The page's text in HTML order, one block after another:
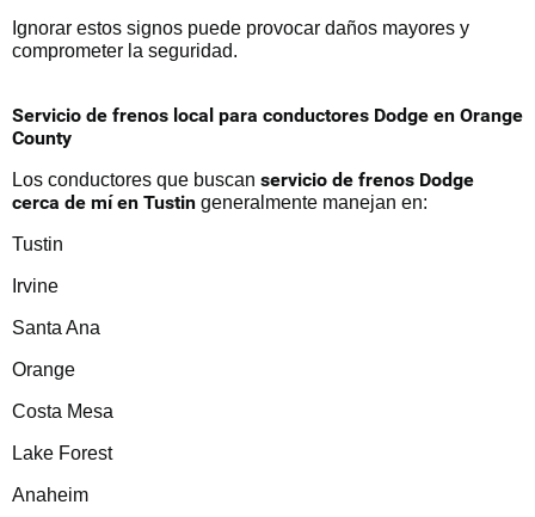
Ignorar estos signos puede provocar daños mayores y
comprometer la seguridad.
Servicio de frenos local para conductores Dodge en Orange
County
Los conductores que buscan servicio de frenos Dodge
cerca de mí en Tustin generalmente manejan en:
Tustin
Irvine
Santa Ana
Orange
Costa Mesa
Lake Forest
Anaheim